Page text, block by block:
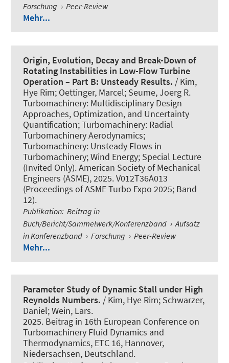
Forschung › Peer-Review
Mehr...
Origin, Evolution, Decay and Break-Down of
Rotating Instabilities in Low-Flow Turbine
Operation – Part B: Unsteady Results. / Kim,
Hye Rim; Oettinger, Marcel; Seume, Joerg R.
Turbomachinery: Multidisciplinary Design
Approaches, Optimization, and Uncertainty
Quantification; Turbomachinery: Radial
Turbomachinery Aerodynamics;
Turbomachinery: Unsteady Flows in
Turbomachinery; Wind Energy; Special Lecture
(Invited Only). American Society of Mechanical
Engineers (ASME), 2025. V012T36A013
(Proceedings of ASME Turbo Expo 2025; Band
12).
Publikation: Beitrag in
Buch/Bericht/Sammelwerk/Konferenzband › Aufsatz
in Konferenzband › Forschung › Peer-Review
Mehr...
Parameter Study of Dynamic Stall under High
Reynolds Numbers. / Kim, Hye Rim; Schwarzer,
Daniel; Wein, Lars.
2025. Beitrag in 16th European Conference on
Turbomachinery Fluid Dynamics and
Thermodynamics, ETC 16, Hannover,
Niedersachsen, Deutschland.